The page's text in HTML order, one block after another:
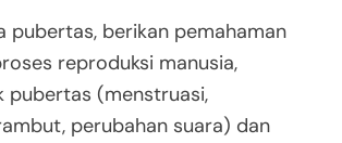
pubertas, berikan pemahaman
reproduksi manusia,
pubertas (menstruasi,
perubahan suara) dan